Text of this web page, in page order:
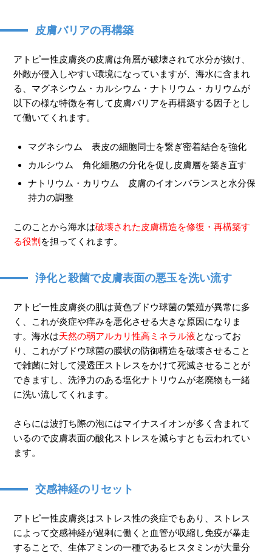
皮膚バリアの再構築
アトピー性皮膚炎の皮膚は角層が破壊されて水分が抜け、
外敵が侵入しやすい環境になっていますが、海水に含まれ
る、マグネシウム・カルシウム・ナトリウム・カリウムが
以下の様な特徴を有して皮膚バリアを再構築する因子とし
て働いてくれます。
マグネシウム 表皮の細胞同士を繋ぎ密着結合を強化
カルシウム 角化細胞の分化を促し皮膚層を築き直す
ナトリウム・カリウム 皮膚のイオンバランスと水分保
持力の調整
このことから海水は破壊された皮膚構造を修復・再構築す
る役割 を担ってくれます。
浄化と殺菌で皮膚表面の悪玉を洗い流す
アトピー性皮膚炎の肌は黄色ブドウ球菌の繁殖が異常に多
く、これが炎症や痒みを悪化させる大きな原因になりま
す。海水は天然の弱アルカリ性高ミネラル液となってお
り、これがブドウ球菌の膜状の防御構造を破壊させること
で雑菌に対して浸透圧ストレスをかけて死滅させることが
できますし、洗浄力のある塩化ナトリウムが老廃物も一緒
に洗い流してくれます。
さらには波打ち際の泡にはマイナスイオンが多く含まれて
いるので皮膚表面の酸化ストレスを減らすとも云われてい
ます。
交感神経のリセット
アトピー性皮膚炎はストレス性の炎症でもあり、ストレス
によって交感神経が過剰に働くと血管が収縮し免疫が暴走
することで、生体アミンの一種であるヒスタミンが大量分